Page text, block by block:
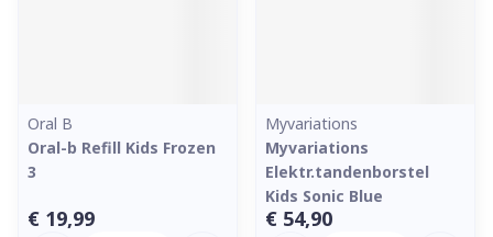
Oral B
Oral-b Refill Kids Frozen
3
€ 19,99
Myvariations
Myvariations
Elektr.tandenborstel
Kids Sonic Blue
€ 54,90